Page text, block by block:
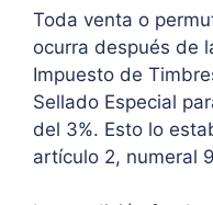
Toda venta o
ocurra después de
Impuesto de
Sellado Especial
del 3%. Esto lo
artículo 2, numeral